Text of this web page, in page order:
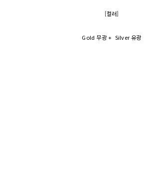
[컬러]
Gold 무광 + Silver 유광